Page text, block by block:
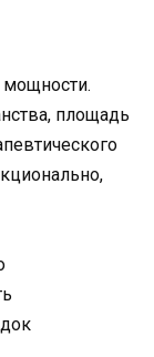
мощности.
площадь